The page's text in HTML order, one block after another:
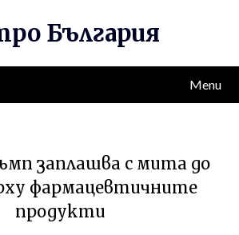
България
Menu
заплашва с мита до
фармацевтичните
продукти